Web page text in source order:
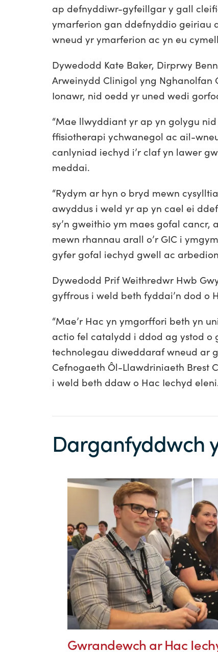
ap defnyddiwr-gyfeillgar y gall
ymarferion gan ddefnyddio geiriau
wneud yr ymarferion ac yn eu
Dywedodd Kate Baker, Dirprwy
Arweinydd Clinigol yng Nghanolfan
Ionawr, nid oedd yr uned wedi
“Mae llwyddiant yr ap yn golygu
ffisiotherapi ychwanegol ac ail-
canlyniad iechyd i’r claf yn lawer
meddai.
“Rydym ar hyn o bryd mewn
awyddus i weld yr ap yn cael ei
sy’n gweithio ym maes gofal
mewn rhannau arall o’r GIC i
gyfer gofal iechyd gwell ac
Dywedodd Prif Weithredwr Hwb
gyffrous i weld beth fyddai’n dod o
“Mae’r Hac yn ymgorffori beth yn
actio fel catalydd i ddod ag ystod
technolegau diweddaraf wneud ar
Cefnogaeth Ôl-Llawdriniaeth Brest
i weld beth ddaw o Hac Iechyd
Darganfyddwch
Gwrandewch ar Hac